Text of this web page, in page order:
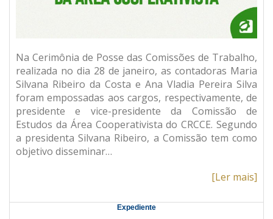
Na Cerimônia de Posse das Comissões de Trabalho,
realizada no dia 28 de janeiro, as contadoras Maria
Silvana Ribeiro da Costa e Ana Vladia Pereira Silva
foram empossadas aos cargos, respectivamente, de
presidente e vice-presidente da Comissão de
Estudos da Área Cooperativista do CRCCE. Segundo
a presidenta Silvana Ribeiro, a Comissão tem como
objetivo disseminar…
[Ler mais]
Expediente